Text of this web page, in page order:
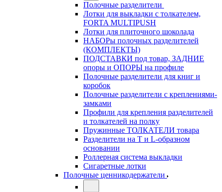
Полочные разделители
Лотки для выкладки с толкателем,
FORTA MULTIPUSH
Лотки для плиточного шоколада
НАБОРы полочных разделителей
(КОМПЛЕКТЫ)
ПОДСТАВКИ под товар, ЗАДНИЕ
опоры и ОПОРЫ на профиле
Полочные разделители для книг и
коробок
Полочные разделители с креплениями-
замками
Профили для крепления разделителей
и толкателей на полку
Пружинные ТОЛКАТЕЛИ товара
Разделители на Т и L-образном
основании
Роллерная система выкладки
Сигаретные лотки
Полочные ценникодержатели